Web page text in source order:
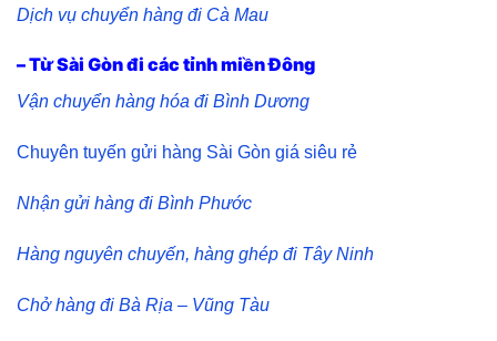
Dịch vụ chuyển hàng đi Cà Mau
– Từ Sài Gòn đi các tỉnh miền Đông
Vận chuyển hàng hóa đi Bình Dương
Chuyên tuyến gửi hàng Sài Gòn giá siêu rẻ
Nhận gửi hàng đi Bình Phước
Hàng nguyên chuyến, hàng ghép đi Tây Ninh
Chở hàng đi Bà Rịa – Vũng Tàu